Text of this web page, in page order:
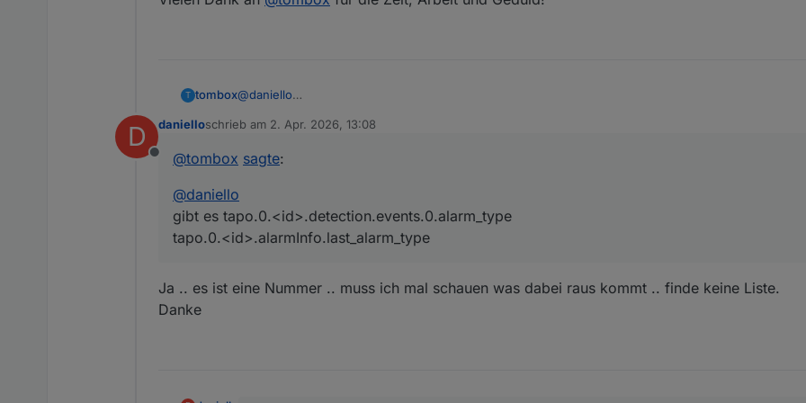
T tombox@daniello
tapo.0.<id>.alarmInfo.last_alarm_type
D
Offline
danielloschrieb am 2. Apr. 2026, 13:08
zuletzt editiert von
@tombox sagte:
@daniello
gibt es tapo.0.<id>.detection.events.0.alarm_type
tapo.0.<id>.alarmInfo.last_alarm_type
Ja .. es ist eine Nummer .. muss ich mal schauen was dabei raus kommt .. finde keine Liste.
Danke